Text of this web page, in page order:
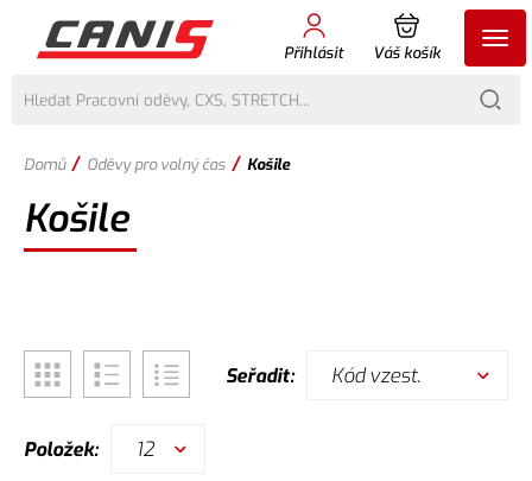
Přihlásit Váš košík
Domů / Oděvy pro volný čas / Košile
Košile
Seřadit: Kód vzest.
Položek: 12